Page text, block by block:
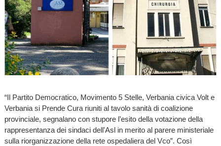
“Il Partito Democratico, Movimento 5 Stelle, Verbania civica Volt e
Verbania si Prende Cura riuniti al tavolo sanità di coalizione
provinciale, segnalano con stupore l’esito della votazione della
rappresentanza dei sindaci dell'Asl in merito al parere ministeriale
sulla riorganizzazione della rete ospedaliera del Vco”. Così